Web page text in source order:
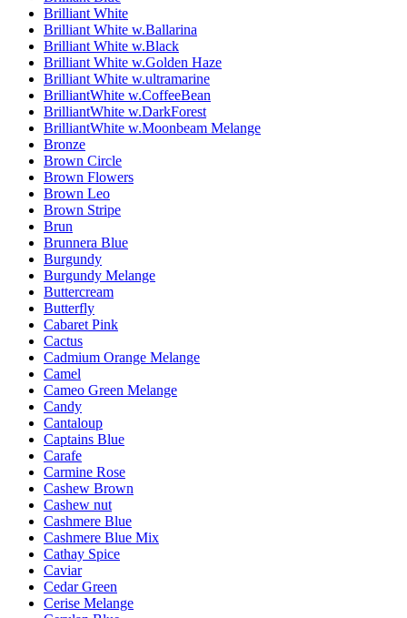
Brilliant White
Brilliant White w.Ballarina
Brilliant White w.Black
Brilliant White w.Golden Haze
Brilliant White w.ultramarine
BrilliantWhite w.CoffeeBean
BrilliantWhite w.DarkForest
BrilliantWhite w.Moonbeam Melange
Bronze
Brown Circle
Brown Flowers
Brown Leo
Brown Stripe
Brun
Brunnera Blue
Burgundy
Burgundy Melange
Buttercream
Butterfly
Cabaret Pink
Cactus
Cadmium Orange Melange
Camel
Cameo Green Melange
Candy
Cantaloup
Captains Blue
Carafe
Carmine Rose
Cashew Brown
Cashew nut
Cashmere Blue
Cashmere Blue Mix
Cathay Spice
Caviar
Cedar Green
Cerise Melange